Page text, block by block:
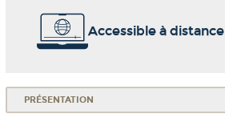
Accessible à distance
PRÉSENTATION